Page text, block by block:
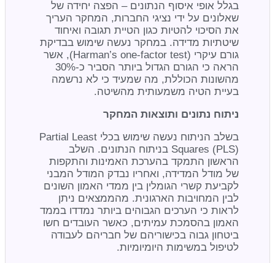
בגלל אופי איסוף הנתונים – הפצה יחידה של
שאלונים על ידי נציגי החברות, המחקר העריך
את הסיכוי להטיות כגון הטיית תגובה ואיחוד
שיטתיות מדידה. במחקר נעשה שימוש בבדיקת
גורם עיקרי (Harman’s one-factor test), אשר
הראה כי הגורם הגדול ביותר הסביר כ-30%
מהשונות הכוללת, מה שמעיד כי לא נרשמה
בעיית הטיה משמעותית מהשיטה.
ניתוח נתונים ותוצאות המחקר
בשלב הניתוח נעשה שימוש בכלי Partial Least
Squares (PLS) בניתוח הנתונים. השלב
הראשון התמקד בהערכת האמינות והתקפות
של מודל המדידה, ואחריו נבדק המודל המבני
לקביעת קשרי הגומלין בין ממדי האמון השונים
לבין המחויבות הארגונית. מהממצאים ניתן
לראות כי הערכים הגבוהים ביותר נמדדו בממד
האמון בהסמכת עמיתים, כאשר העובדים חשו
ביטחון גבוה בכישוריהם של חבריהם לעבודה
לטיפול במשימות היומיומיות.